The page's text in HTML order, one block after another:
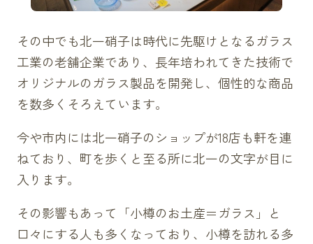
その中でも北一硝子は時代に先駆けとなるガラス
工業の老舗企業であり、長年培われてきた技術で
オリジナルのガラス製品を開発し、個性的な商品
を数多くそろえています。
今や市内には北一硝子のショップが18店も軒を連
ねており、町を歩くと至る所に北一の文字が目に
入ります。
その影響もあって「小樽のお土産＝ガラス」と
口々にする人も多くなっており、小樽を訪れる多